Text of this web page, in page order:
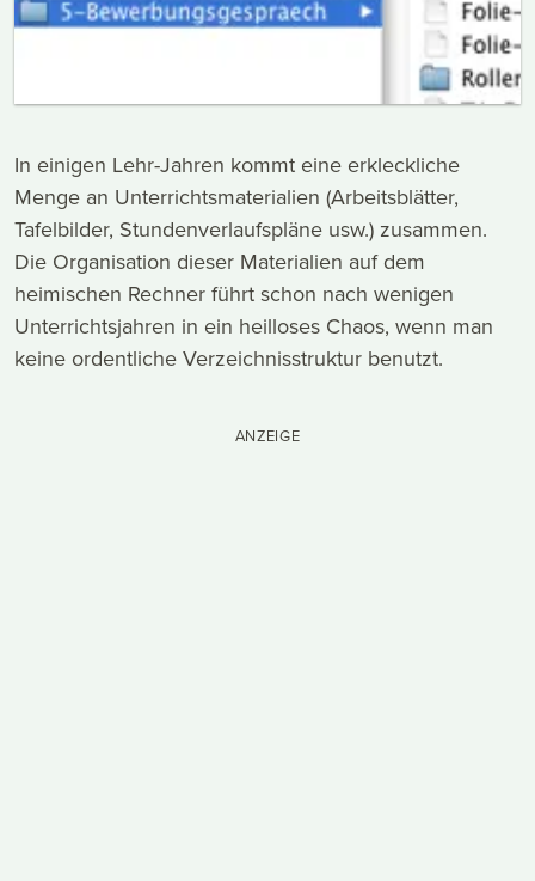
In einigen Lehr-Jahren kommt eine erkleckliche
Menge an Unterrichtsmaterialien (Arbeitsblätter,
Tafelbilder, Stundenverlaufspläne usw.) zusammen.
Die Organisation dieser Materialien auf dem
heimischen Rechner führt schon nach wenigen
Unterrichtsjahren in ein heilloses Chaos, wenn man
keine ordentliche Verzeichnisstruktur benutzt.
ANZEIGE